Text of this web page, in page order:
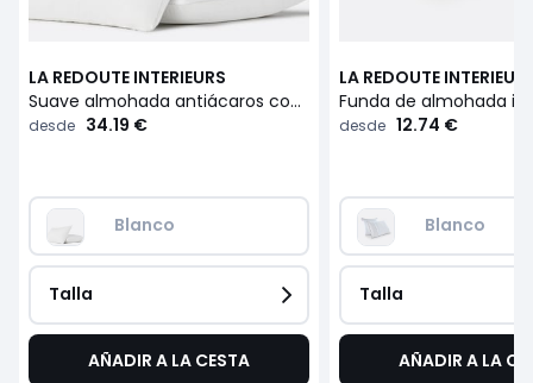
LA REDOUTE INTERIEURS
Suave almohada antiácaros con un 70% de plumón
desde 34.19 €
Blanco
Talla
AÑADIR A LA CESTA
LA REDOUTE
desde 12.74 €
Blanco
Talla
AÑADIR A LA